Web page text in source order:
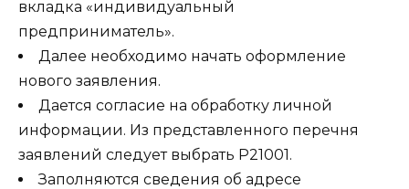
вкладка «индивидуальный
предприниматель».
Далее необходимо начать оформление
нового заявления.
Дается согласие на обработку личной
информации. Из представленного перечня
заявлений следует выбрать Р21001.
Заполняются сведения об адресе